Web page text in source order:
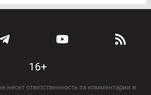
16+
несет ответственность за комментарии и